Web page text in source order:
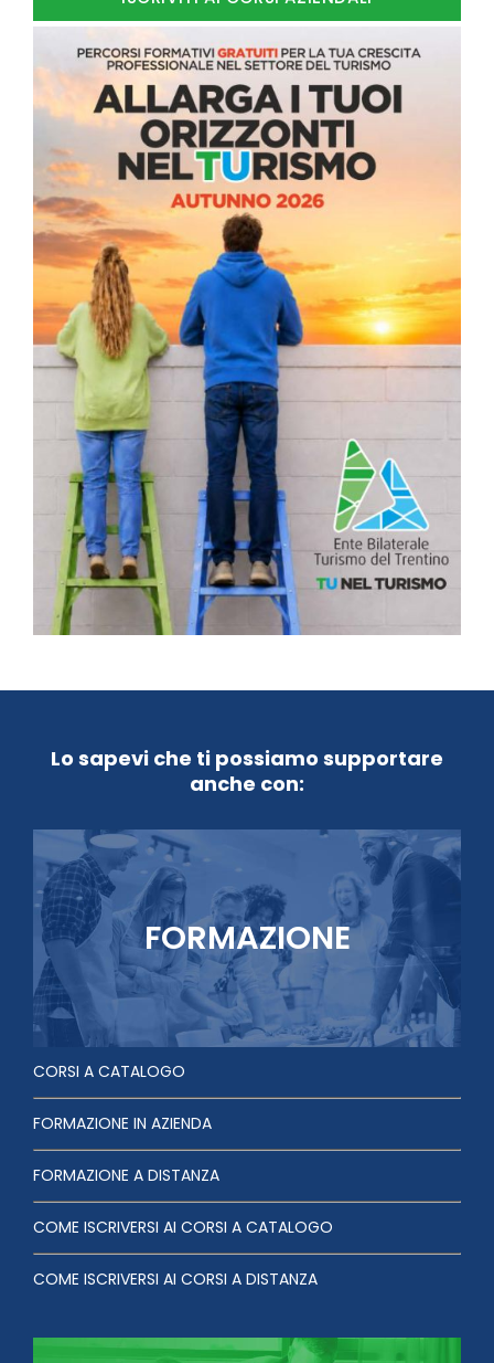
Lo sapevi che ti possiamo supportare
anche con:
FORMAZIONE
CORSI A CATALOGO
FORMAZIONE IN AZIENDA
FORMAZIONE A DISTANZA
COME ISCRIVERSI AI CORSI A CATALOGO
COME ISCRIVERSI AI CORSI A DISTANZA